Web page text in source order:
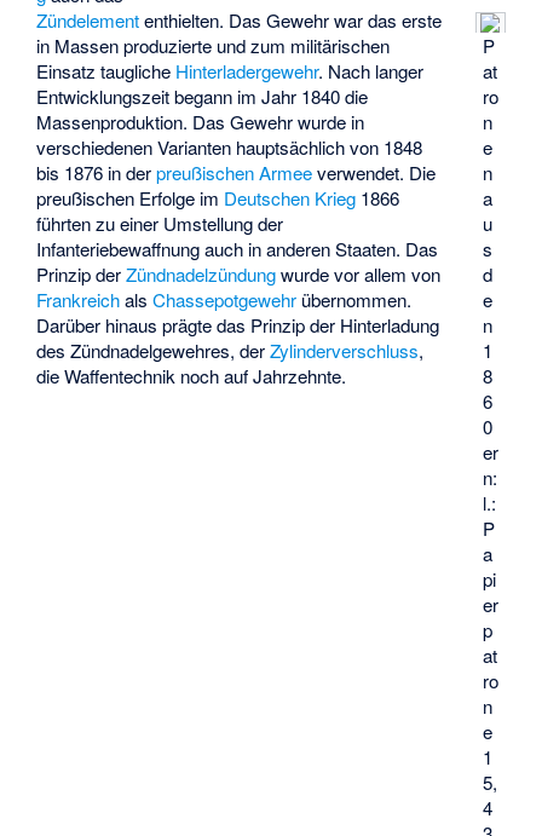
P
at
ro
n
e
n
a
u
s
d
e
n
1
8
6
0
er
n:
l.:
P
a
pi
er
p
at
ro
n
e
1
5,
4
Zündelemententhielten. Das Gewehr war das erste
in Massen produzierte und zum militärischen
Einsatz taugliche Hinterladergewehr. Nach langer
Entwicklungszeit begann im Jahr 1840 die
Massenproduktion. Das Gewehr wurde in
verschiedenen Varianten hauptsächlich von 1848
bis 1876 in derpreußischen Armeeverwendet. Die
preußischen Erfolge im Deutschen Krieg 1866
führten zu einer Umstellung der
Infanteriebewaffnung auch in anderen Staaten. Das
Prinzip derZündnadelzündungwurde vor allem von
FrankreichalsChassepotgewehr übernommen.
Darüber hinaus prägte das Prinzip der Hinterladung
des Zündnadelgewehres, derZylinderverschluss,
die Waffentechnik noch auf Jahrzehnte.